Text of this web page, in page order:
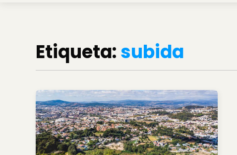
Etiqueta:subida